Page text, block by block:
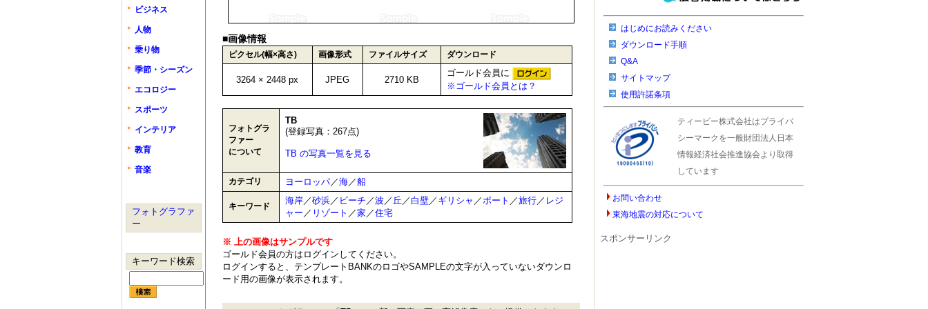
■画像情報
ピクセル(幅×高さ) 画像形式 ファイルサイズ ダウンロード
3264 × 2448 px JPEG 2710 KB
ゴールド会員に
※ゴールド会員とは？
フォトグラ
ファー
について
TB
(登録写真：267点)
TB の写真一覧を見る
カテゴリ ヨーロッパ／海／船
キーワード
海岸／砂浜／ ビーチ ／波 ／ 丘 ／ 白壁／ ギリシャ ／ボート ／旅行／ レジ
ャー ／ リゾート ／家 ／住宅
※ 上の画像はサンプルです
ゴールド会員の方はログインしてください。
ログインすると、テンプレートBANKのロゴやSAMPLEの文字が入っていないダウンロ
ード用の画像が表示されます。
ビジネス
人物
乗り物
季節・シーズン
エコロジー
スポーツ
インテリア
教育
音楽
フォトグラファ
ー
キーワード検索
はじめにお読みください
ダウンロード手順
Q&A
サイトマップ
使用許諾条項
ティービー株式会社はプライバ
シーマークを一般財団法人日本
情報経済社会推進協会より取得
しています
お問い合わせ
東海地震の対応について
スポンサーリンク